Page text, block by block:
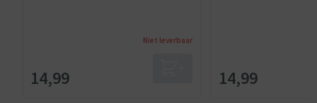
14,99
Niet leverbaar
14,99